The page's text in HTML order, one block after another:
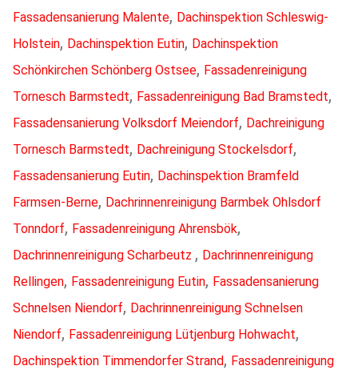
Fassadensanierung Malente, Dachinspektion Schleswig-
Holstein, Dachinspektion Eutin, Dachinspektion
Schönkirchen Schönberg Ostsee, Fassadenreinigung
Tornesch Barmstedt, Fassadenreinigung Bad Bramstedt,
Fassadensanierung Volksdorf Meiendorf, Dachreinigung
Tornesch Barmstedt, Dachreinigung Stockelsdorf,
Fassadensanierung Eutin, Dachinspektion Bramfeld
Farmsen-Berne, Dachrinnenreinigung Barmbek Ohlsdorf
Tonndorf, Fassadenreinigung Ahrensbök,
Dachrinnenreinigung Scharbeutz , Dachrinnenreinigung
Rellingen, Fassadenreinigung Eutin, Fassadensanierung
Schnelsen Niendorf, Dachrinnenreinigung Schnelsen
Niendorf, Fassadenreinigung Lütjenburg Hohwacht,
Dachinspektion Timmendorfer Strand, Fassadenreinigung